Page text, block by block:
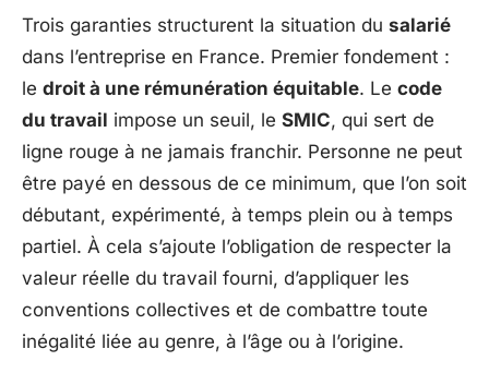
Trois garanties structurent la situation du salarié
dans l’entreprise en France. Premier fondement :
le droit à une rémunération équitable. Le code
du travail impose un seuil, le SMIC, qui sert de
ligne rouge à ne jamais franchir. Personne ne peut
être payé en dessous de ce minimum, que l’on soit
débutant, expérimenté, à temps plein ou à temps
partiel. À cela s’ajoute l’obligation de respecter la
valeur réelle du travail fourni, d’appliquer les
conventions collectives et de combattre toute
inégalité liée au genre, à l’âge ou à l’origine.